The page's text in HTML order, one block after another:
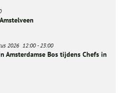
2026 12:00-23:00
Amsterdamse Bos tijdens Chefs in